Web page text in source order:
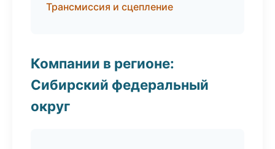
Трансмиссия и сцепление
Компании в регионе:
Сибирский федеральный
округ